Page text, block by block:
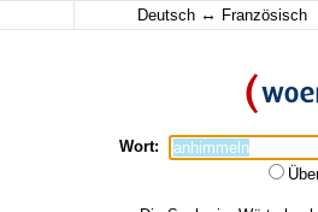
Deutsch ↔ Französisch
Wort: